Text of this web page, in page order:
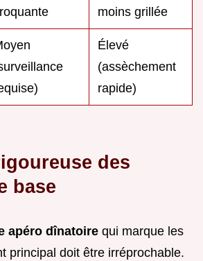
moins grillée
Élevé
(assèchement
rapide)
des
base
apéro dînatoire qui marque les
principal doit être irréprochable.